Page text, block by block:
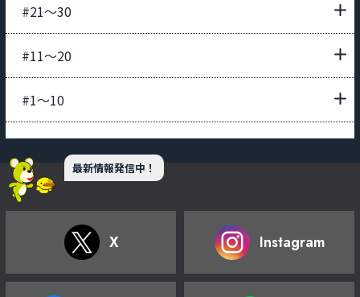
#21〜30
#11〜20
#1〜10
最新情報発信中！
X Instagram